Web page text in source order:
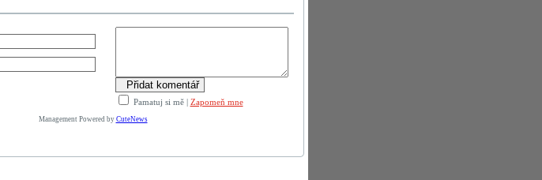
Pamatuj si mě| Zapomeň mne
Management Powered by CuteNews